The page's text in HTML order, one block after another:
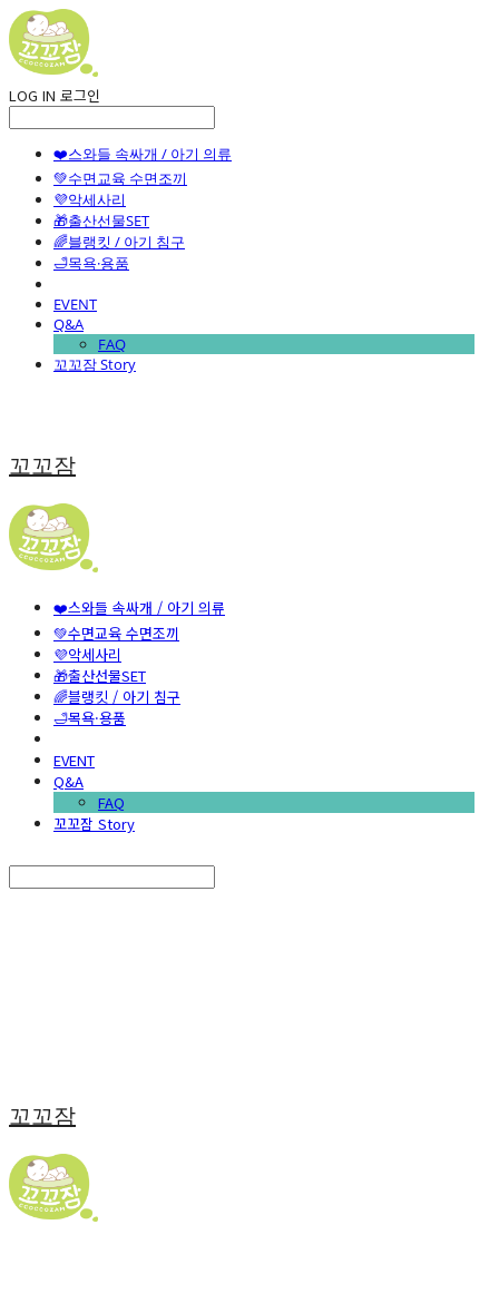
LOG IN 로그인
❤️스와들 속싸개 / 아기 의류
💚수면교육 수면조끼
💜악세사리
🎁출산선물SET
🌈블랭킷 / 아기 침구
🛁목욕·용품
EVENT
Q&A
FAQ
꼬꼬잠 Story
꼬꼬잠
❤️스와들 속싸개 / 아기 의류
💚수면교육 수면조끼
💜악세사리
🎁출산선물SET
🌈블랭킷 / 아기 침구
🛁목욕·용품
EVENT
Q&A
FAQ
꼬꼬잠 Story
꼬꼬잠